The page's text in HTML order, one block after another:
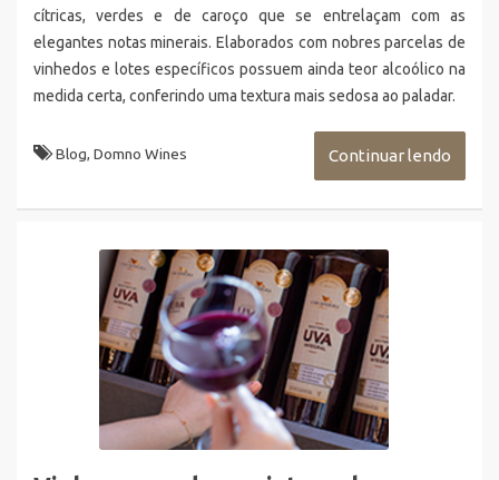
cítricas, verdes e de caroço que se entrelaçam com as
elegantes notas minerais. Elaborados com nobres parcelas de
vinhedos e lotes específicos possuem ainda teor alcoólico na
medida certa, conferindo uma textura mais sedosa ao paladar.
Continuar lendo
Blog, Domno Wines